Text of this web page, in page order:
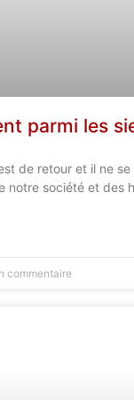
parmi les
de retour et il ne
notre société et des
commentaire